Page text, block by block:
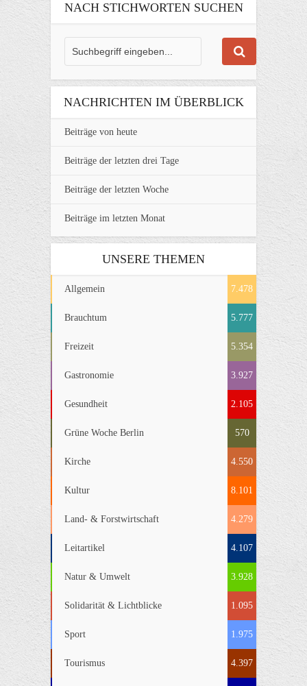
NACH STICHWORTEN SUCHEN
NACHRICHTEN IM ÜBERBLICK
Beiträge von heute
Beiträge der letzten drei Tage
Beiträge der letzten Woche
Beiträge im letzten Monat
UNSERE THEMEN
Allgemein 7.478
Brauchtum 5.777
Freizeit 5.354
Gastronomie 3.927
Gesundheit 2.105
Grüne Woche Berlin 570
Kirche 4.550
Kultur 8.101
Land- & Forstwirtschaft 4.279
Leitartikel 4.107
Natur & Umwelt 3.928
Solidarität & Lichtblicke 1.095
Sport 1.975
Tourismus 4.397